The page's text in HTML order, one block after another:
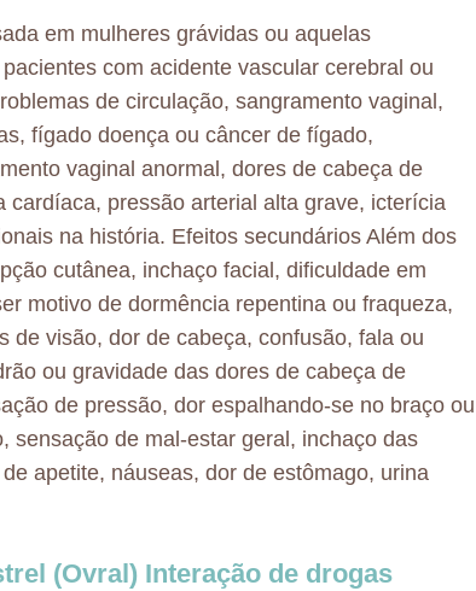
em mulheres grávidas ou aquelas
com acidente vascular cerebral ou
de circulação, sangramento vaginal,
fígado doença ou câncer de fígado,
vaginal anormal, dores de cabeça de
cardíaca, pressão arterial alta grave, icterícia
na história. Efeitos secundários Além dos
cutânea, inchaço facial, dificuldade em
motivo de dormência repentina ou fraqueza,
de visão, dor de cabeça, confusão, fala ou
ou gravidade das dores de cabeça de
de pressão, dor espalhando-se no braço ou
sensação de mal-estar geral, inchaço das
apetite, náuseas, dor de estômago, urina
(Ovral) Interação de drogas